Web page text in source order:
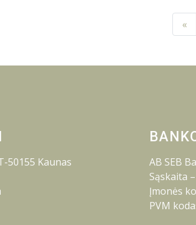
«
50155 Kaunas
AB SEB
Sąskaita
Įmonės
PVM